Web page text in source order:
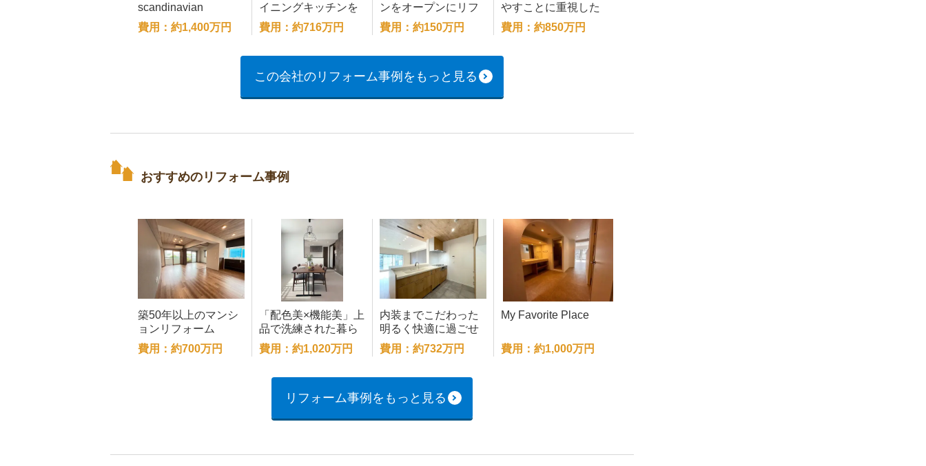
scandinavian
費用：約1,400万円
イニングキッチンを
スッキリ
費用：約716万円
ンをオープンにリフ
ォーム
費用：約150万円
やすことに重視した
LDK
費用：約850万円
この会社のリフォーム事例をもっと見る
おすすめのリフォーム事例
築50年以上のマンシ
ョンリフォーム
費用：約700万円
「配色美×機能美」上
品で洗練された暮ら
し
費用：約1,020万円
内装までこだわった
明るく快適に過ごせ
るマンション
費用：約732万円
My Favorite Place
費用：約1,000万円
リフォーム事例をもっと見る